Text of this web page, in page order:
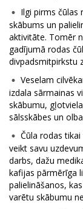
Ilgi pirms čūlas
skābums un
aktivitāte. Tomēr
gadījumā rodas
divpadsmitpirkstu
Veselam
izdala sārmainas
skābumu,
sālsskābes un
Čūla rodas
veikt savu
darbs, dažu
kafijas pārmērīga
palielināšanos,
varētu skābumu